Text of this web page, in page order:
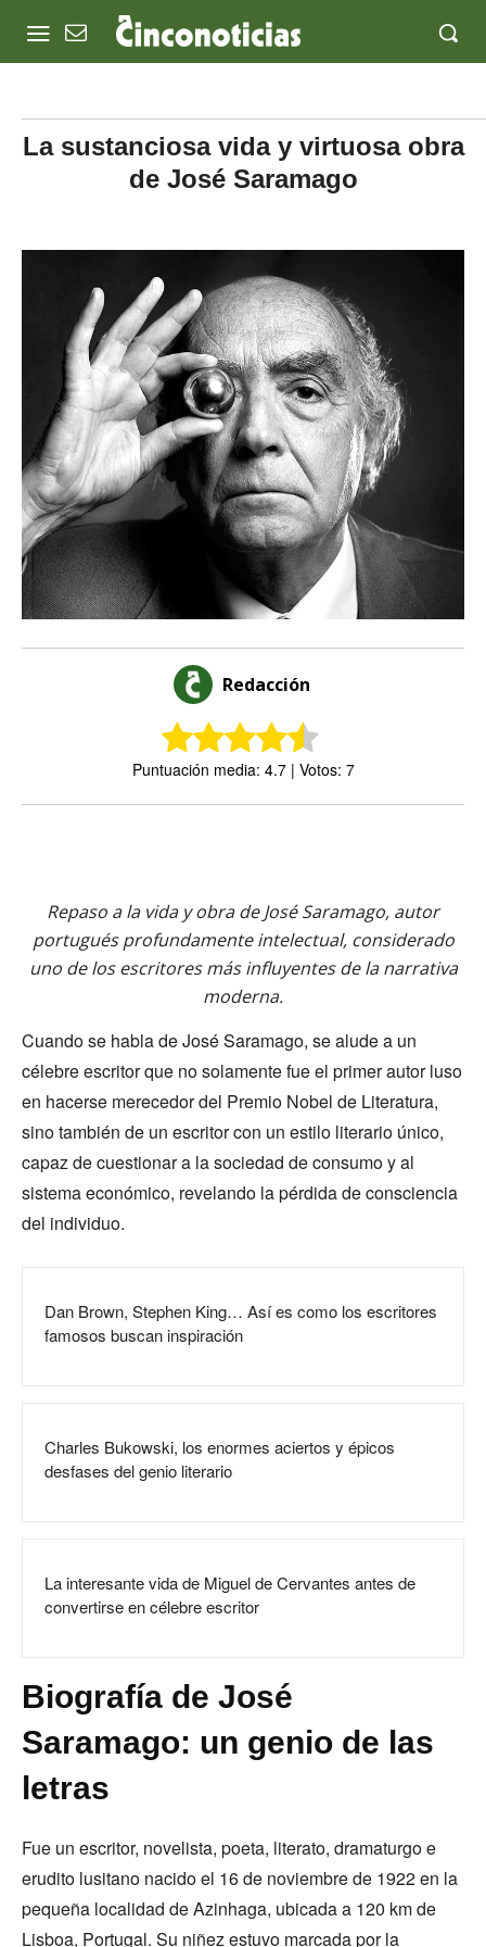
La sustanciosa vida y virtuosa obra
de José Saramago
Redacción
Puntuación media: 4.7 | Votos: 7
Repaso a la vida y obra de José Saramago, autor
portugués profundamente intelectual, considerado
uno de los escritores más influyentes de la narrativa
moderna.
Cuando se habla de José Saramago, se alude a un
célebre escritor que no solamente fue el primer autor luso
en hacerse merecedor del Premio Nobel de Literatura,
sino también de un escritor con un estilo literario único,
capaz de cuestionar a la sociedad de consumo y al
sistema económico, revelando la pérdida de consciencia
del individuo.
Dan Brown, Stephen King… Así es como los escritores
famosos buscan inspiración
Charles Bukowski, los enormes aciertos y épicos
desfases del genio literario
La interesante vida de Miguel de Cervantes antes de
convertirse en célebre escritor
Biografía de José
Saramago: un genio de las
letras
Fue un escritor, novelista, poeta, literato, dramaturgo e
erudito lusitano nacido el 16 de noviembre de 1922 en la
pequeña localidad de Azinhaga, ubicada a 120 km de
Lisboa, Portugal. Su niñez estuvo marcada por la